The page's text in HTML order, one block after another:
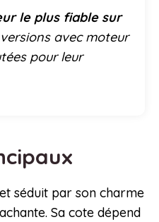
le plus fiable sur
avec moteur
pour leur
séduit par son charme
Sa cote dépend